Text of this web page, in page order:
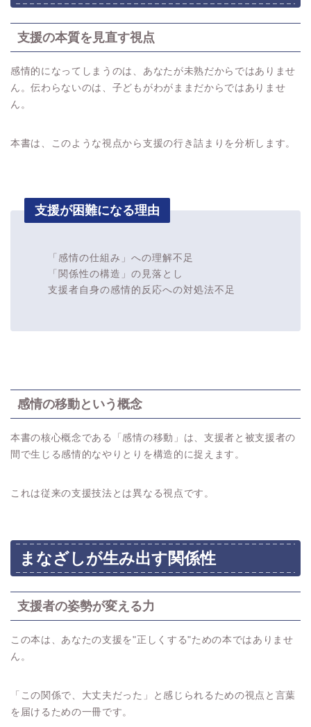
支援の本質を見直す視点
感情的になってしまうのは、あなたが未熟だからではありませ
ん。伝わらないのは、子どもがわがままだからではありませ
ん。
本書は、このような視点から支援の行き詰まりを分析します。
支援が困難になる理由
「感情の仕組み」への理解不足
「関係性の構造」の見落とし
支援者自身の感情的反応への対処法不足
感情の移動という概念
本書の核心概念である「感情の移動」は、支援者と被支援者の
間で生じる感情的なやりとりを構造的に捉えます。
これは従来の支援技法とは異なる視点です。
まなざしが生み出す関係性
支援者の姿勢が変える力
この本は、あなたの支援を"正しくする"ための本ではありませ
ん。
「この関係で、大丈夫だった」と感じられるための視点と言葉
を届けるための一冊です。